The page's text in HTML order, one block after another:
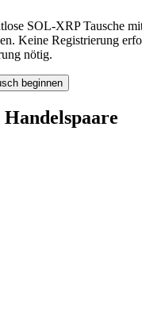
SOL-XRP Tausche
Keine Registrierung
nötig.
beginnen